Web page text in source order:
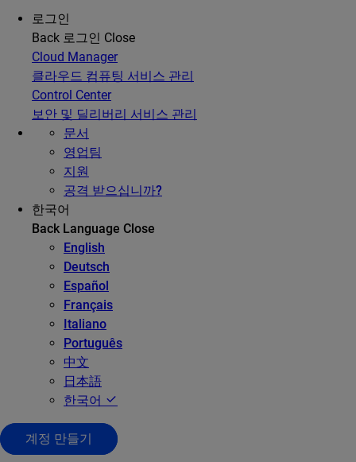
로그인
Back 로그인 Close
Cloud Manager
클라우드 컴퓨팅 서비스 관리
Control Center
보안 및 딜리버리 서비스 관리
문서
영업팀
지원
공격 받으십니까?
한국어
Back Language Close
English
Deutsch
Español
Français
Italiano
Português
中文
日本語
한국어
계정 만들기